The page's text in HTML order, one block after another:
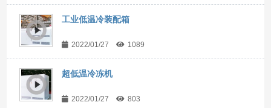
工业低温冷装配箱
2022/01/27 1089
超低温冷冻机
2022/01/27 803